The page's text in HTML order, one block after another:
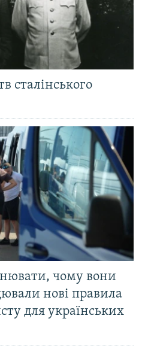
сталінського
чому вони
нові правила
для українських